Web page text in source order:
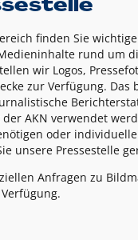
finden Sie
rund um
wir Logos,
zur Verfügung. Das
AKN verwendet
oder
unsere Pressestelle
Anfragen zu